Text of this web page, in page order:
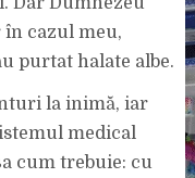
cazul meu,
purtat halate albe.
la inimă, iar
medical
cum trebuie: cu